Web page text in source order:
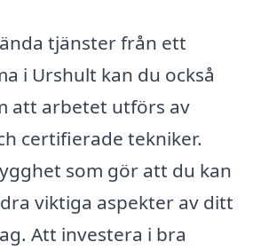
tjänster från ett
i Urshult kan du också
att arbetet utförs av
certifierade tekniker.
som gör att du kan
viktiga aspekter av ditt
Att investera i bra